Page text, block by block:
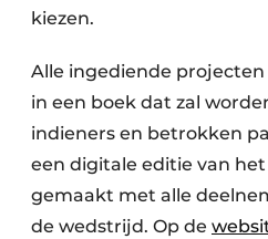
kiezen.
Alle ingediende
in een boek dat zal
indieners en betrokken
een digitale editie van
gemaakt met alle
de wedstrijd. Op de